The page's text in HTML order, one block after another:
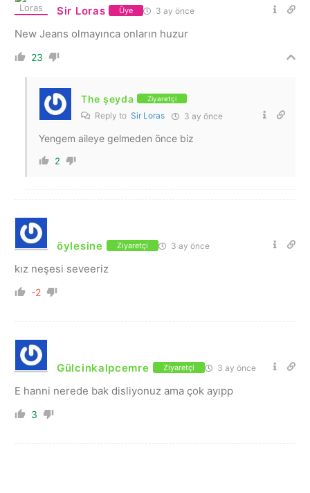
Sir Loras Üye 3 ay önce
New Jeans olmayınca onların huzur
23
The şeyda Ziyaretçi
Reply to Sir Loras 3 ay önce
Yengem aileye gelmeden önce biz
2
öylesine Ziyaretçi 3 ay önce
kız neşesi seveeriz
-2
Gülcinkalpcemre Ziyaretçi 3 ay önce
E hanni nerede bak disliyonuz ama çok ayıpp
3